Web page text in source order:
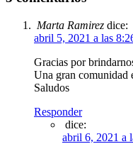
Marta Ramirez dice:
abril 5, 2021 a las
Gracias por
Una gran comunidad
Saludos
Responder
dice:
abril 6, 2021 a